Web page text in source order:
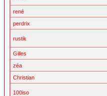
rené
perdrix
rustik
Gilles
zéa
Christian
100iso